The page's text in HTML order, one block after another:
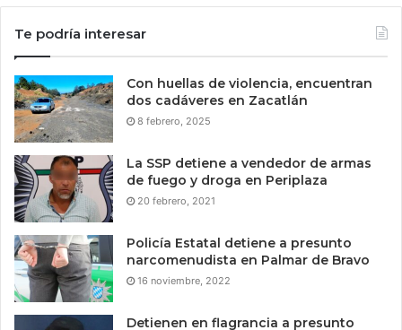
Te podría interesar
Con huellas de violencia, encuentran
dos cadáveres en Zacatlán
8 febrero, 2025
La SSP detiene a vendedor de armas
de fuego y droga en Periplaza
20 febrero, 2021
Policía Estatal detiene a presunto
narcomenudista en Palmar de Bravo
16 noviembre, 2022
Detienen en flagrancia a presunto